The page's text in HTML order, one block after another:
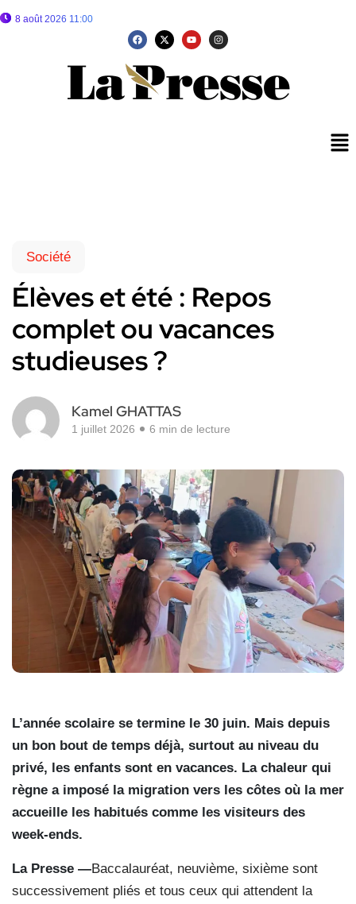
8 août 2026 11:00
Société
Élèves et été : Repos
complet ou vacances
studieuses ?
Kamel GHATTAS
1 juillet 2026 6 min de lecture
L’année scolaire se termine le 30 juin. Mais depuis
un bon bout de temps déjà, surtout au niveau du
privé, les enfants sont en vacances. La chaleur qui
règne a imposé la migration vers les côtes où la mer
accueille les habitués comme les visiteurs des
week-ends.
La Presse —Baccalauréat, neuvième, sixième sont
successivement pliés et tous ceux qui attendent la